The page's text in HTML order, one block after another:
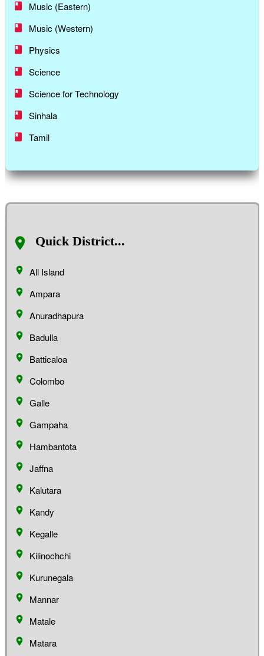
Music (Eastern)
Music (Western)
Physics
Science
Science for Technology
Sinhala
Tamil
Quick District...
All Island
Ampara
Anuradhapura
Badulla
Batticaloa
Colombo
Galle
Gampaha
Hambantota
Jaffna
Kalutara
Kandy
Kegalle
Kilinochchi
Kurunegala
Mannar
Matale
Matara